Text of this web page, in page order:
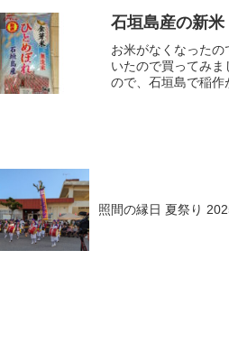
石垣島産の新
お米がなくなった
いたので買ってみ
ので、石垣島で稲作
照間の縁日 夏祭り